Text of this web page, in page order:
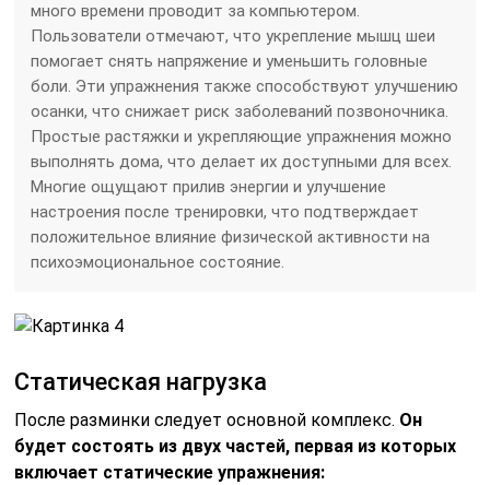
много времени проводит за компьютером.
Пользователи отмечают, что укрепление мышц шеи
помогает снять напряжение и уменьшить головные
боли. Эти упражнения также способствуют улучшению
осанки, что снижает риск заболеваний позвоночника.
Простые растяжки и укрепляющие упражнения можно
выполнять дома, что делает их доступными для всех.
Многие ощущают прилив энергии и улучшение
настроения после тренировки, что подтверждает
положительное влияние физической активности на
психоэмоциональное состояние.
Статическая нагрузка
После разминки следует основной комплекс. Он
будет состоять из двух частей, первая из которых
включает статические упражнения: